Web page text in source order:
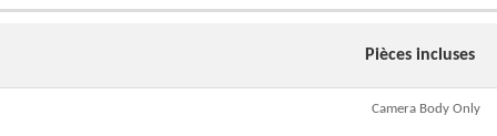
Pièces incluses
Camera Body Only